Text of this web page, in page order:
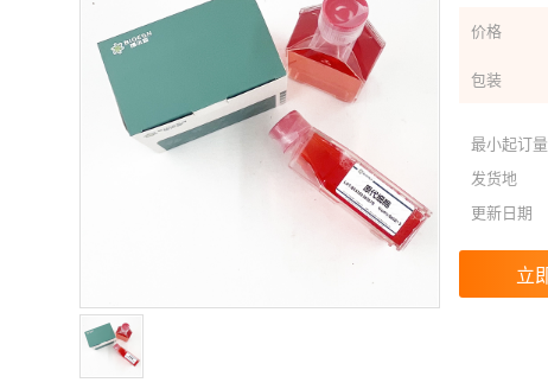
价格
包装
最小起订量
发货地
更新日期